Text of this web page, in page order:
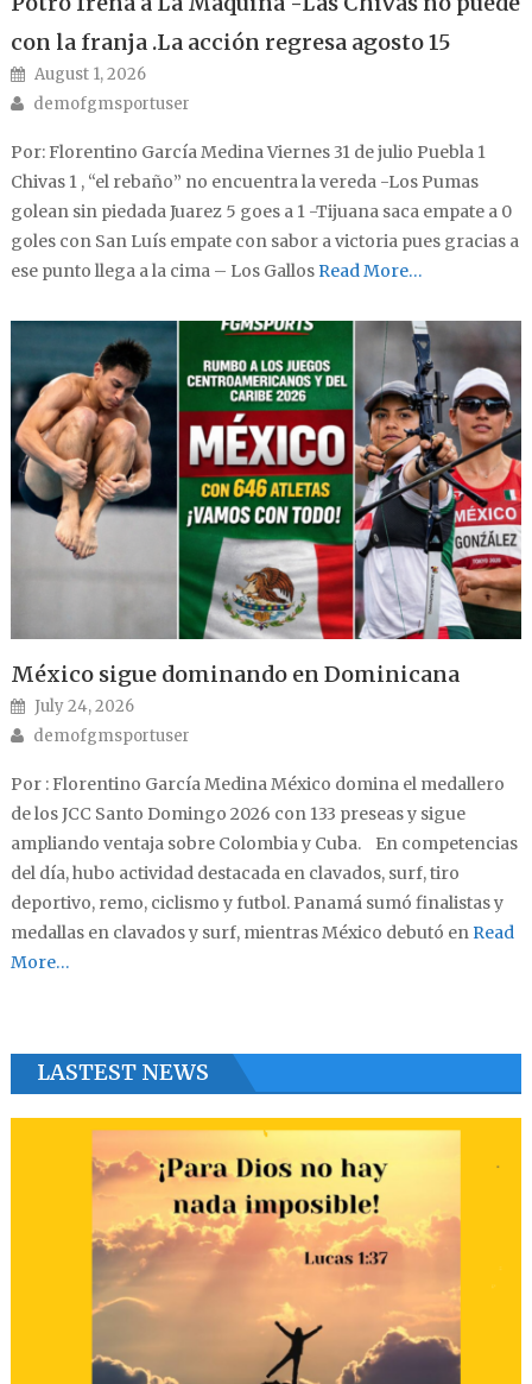
con la franja .La acción regresa agosto 15
Posted on
August 1, 2026
Author
demofgmsportuser
Por: Florentino García Medina Viernes 31 de julio Puebla 1
Chivas 1 , “el rebaño” no encuentra la vereda -Los Pumas
golean sin piedada Juarez 5 goes a 1 -Tijuana saca empate a 0
goles con San Luís empate con sabor a victoria pues gracias a
ese punto llega a la cima – Los GallosRead More…
México sigue dominando en Dominicana
Posted on
July 24, 2026
Author
demofgmsportuser
Por : Florentino García Medina México domina el medallero
de los JCC Santo Domingo 2026 con 133 preseas y sigue
ampliando ventaja sobre Colombia y Cuba. En competencias
del día, hubo actividad destacada en clavados, surf, tiro
deportivo, remo, ciclismo y futbol. Panamá sumó finalistas y
medallas en clavados y surf, mientras México debutó enRead
More…
LASTEST NEWS